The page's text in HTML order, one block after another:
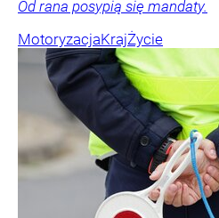
Od rana posypią się mandaty.
MotoryzacjaKrajŻycie